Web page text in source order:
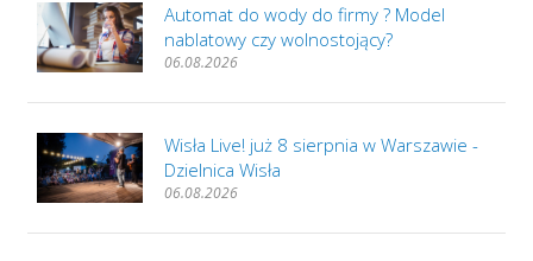
Automat do wody do firmy ? Model
nablatowy czy wolnostojący?
06.08.2026
Wisła Live! już 8 sierpnia w Warszawie -
Dzielnica Wisła
06.08.2026